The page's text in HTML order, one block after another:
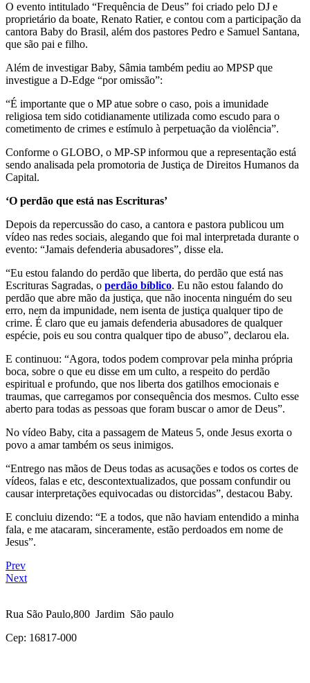
O evento intitulado “Frequência de Deus” foi criado pelo DJ e
proprietário da boate, Renato Ratier, e contou com a participação da
cantora Baby do Brasil, além dos pastores Pedro e Samuel Santana,
que são pai e filho.
Além de investigar Baby, Sâmia também pediu ao MPSP que
investigue a D-Edge “por omissão”:
“É importante que o MP atue sobre o caso, pois a imunidade
religiosa tem sido cotidianamente utilizada como escudo para o
cometimento de crimes e estímulo à perpetuação da violência”.
Conforme o GLOBO, o MP-SP informou que a representação está
sendo analisada pela promotoria de Justiça de Direitos Humanos da
Capital.
‘O perdão que está nas Escrituras’
Depois da repercussão do caso, a cantora e pastora publicou um
vídeo nas redes sociais, alegando que foi mal interpretada durante o
evento: “Jamais defenderia abusadores”, disse ela.
“Eu estou falando do perdão que liberta, do perdão que está nas
Escrituras Sagradas, o perdão bíblico. Eu não estou falando do
perdão que abre mão da justiça, que não inocenta ninguém do seu
erro, nem da impunidade, nem isenta de justiça qualquer tipo de
crime. É claro que eu jamais defenderia abusadores de qualquer
espécie, pois eu sou contra qualquer tipo de abuso”, declarou ela.
E continuou: “Agora, todos podem comprovar pela minha própria
boca, sobre o que eu disse em um culto, a respeito do perdão
espiritual e profundo, que nos liberta dos gatilhos emocionais e
traumas, que carregamos por consequência dos mesmos. Culto esse
aberto para todas as pessoas que foram buscar o amor de Deus”.
No vídeo Baby, cita a passagem de Mateus 5, onde Jesus exorta o
povo a amar também os seus inimigos.
“Entrego nas mãos de Deus todas as acusações e todos os cortes de
vídeos, falas e etc, descontextualizados, que possam confundir ou
causar interpretações equivocadas ou distorcidas”, destacou Baby.
E concluiu dizendo: “E a todos, que não haviam entendido a minha
fala, e me atacaram, sinceramente, estão perdoados em nome de
Jesus”.
Prev
Next
Rua São Paulo,800 Jardim São paulo
Cep: 16817-000